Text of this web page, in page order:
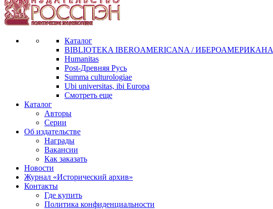
Каталог
BIBLIOTEKA IBEROAMERICANA / ИБЕРОАМЕРИКАНА
Humanitas
Post-Древняя Русь
Summa culturologiae
Ubi universitas, ibi Europa
Смотреть еще
Каталог
Авторы
Серии
Об издательстве
Награды
Вакансии
Как заказать
Новости
Журнал «Исторический архив»‎
Контакты
Где купить
Политика конфиденциальности